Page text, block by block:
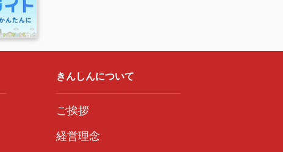
に必要な範囲で提供することに同意します。
きんしんについて
ご挨拶
経営理念